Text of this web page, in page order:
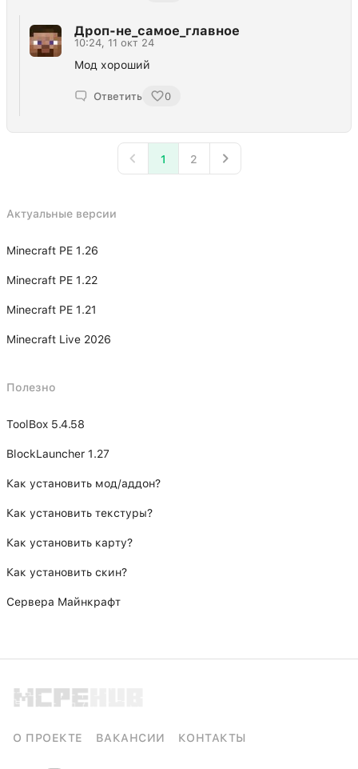
Дроп-не_самое_главное
10:24, 11 окт 24
Мод хороший
Ответить 0
1 2
Актуальные версии
Minecraft PE 1.26
Minecraft PE 1.22
Minecraft PE 1.21
Minecraft Live 2026
Полезно
ToolBox 5.4.58
BlockLauncher 1.27
Как установить мод/аддон?
Как установить текстуры?
Как установить карту?
Как установить скин?
Сервера Майнкрафт
О ПРОЕКТЕ ВАКАНСИИ КОНТАКТЫ